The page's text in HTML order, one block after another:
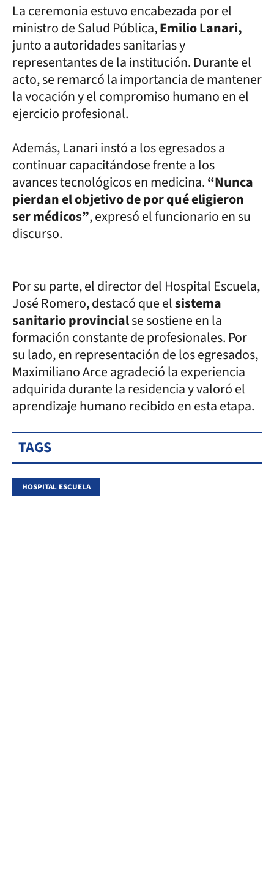
La ceremonia estuvo encabezada por el
ministro de Salud Pública,Emilio Lanari,
junto a autoridades sanitarias y
representantes de la institución. Durante el
acto, se remarcó la importancia de mantener
la vocación y el compromiso humano en el
ejercicio profesional.
Además, Lanari instó a los egresados a
continuar capacitándose frente a los
avances tecnológicos en medicina.“Nunca
pierdan el objetivo de por qué eligieron
ser médicos”, expresó el funcionario en su
discurso.
Por su parte, el director del Hospital Escuela,
José Romero, destacó que elsistema
sanitario provincialse sostiene en la
formación constante de profesionales. Por
su lado, en representación de los egresados,
Maximiliano Arce agradeció la experiencia
adquirida durante la residencia y valoró el
aprendizaje humano recibido en esta etapa.
TAGS
HOSPITAL ESCUELA